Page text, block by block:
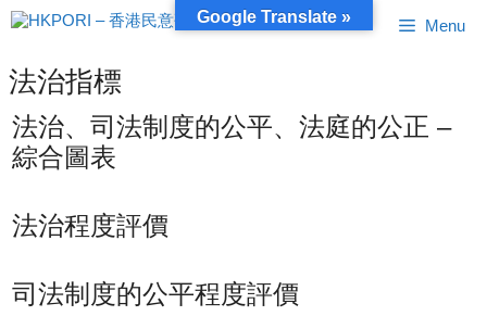
跳
至
容
Menu
法治指標
法治、司法制度的公平、法庭的公正 –
綜合圖表
法治程度評價
司法制度的公平程度評價
Google Translate »